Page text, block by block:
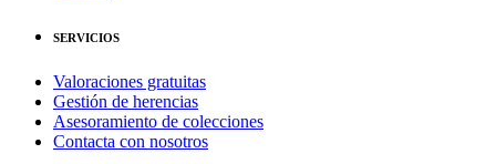
SERVICIOS
Valoraciones gratuitas
Gestión de herencias
Asesoramiento de colecciones
Contacta con nosotros